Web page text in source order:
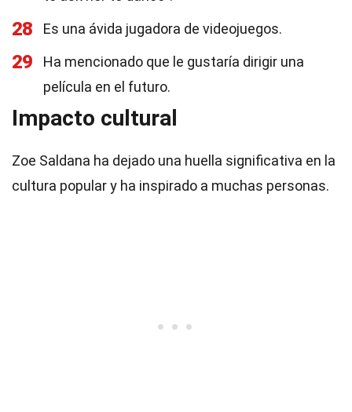
28 Es una ávida jugadora de videojuegos.
29
Ha mencionado que le gustaría dirigir una
película en el futuro.
Impacto cultural
Zoe Saldana ha dejado una huella significativa en la
cultura popular y ha inspirado a muchas personas.